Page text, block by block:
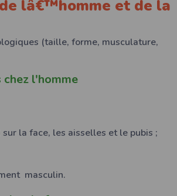
lâ€™homme et de la
(taille, forme, musculature,
l'homme
la face, les aisselles et le pubis ;
masculin.